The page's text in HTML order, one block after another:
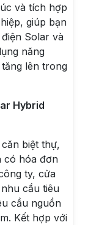
và tích hợp
giúp bạn
Solar và
năng
lên trong
Hybrid
biệt thự,
có hóa đơn
ty, cửa
cầu tiêu
cầu nguồn
Kết hợp với